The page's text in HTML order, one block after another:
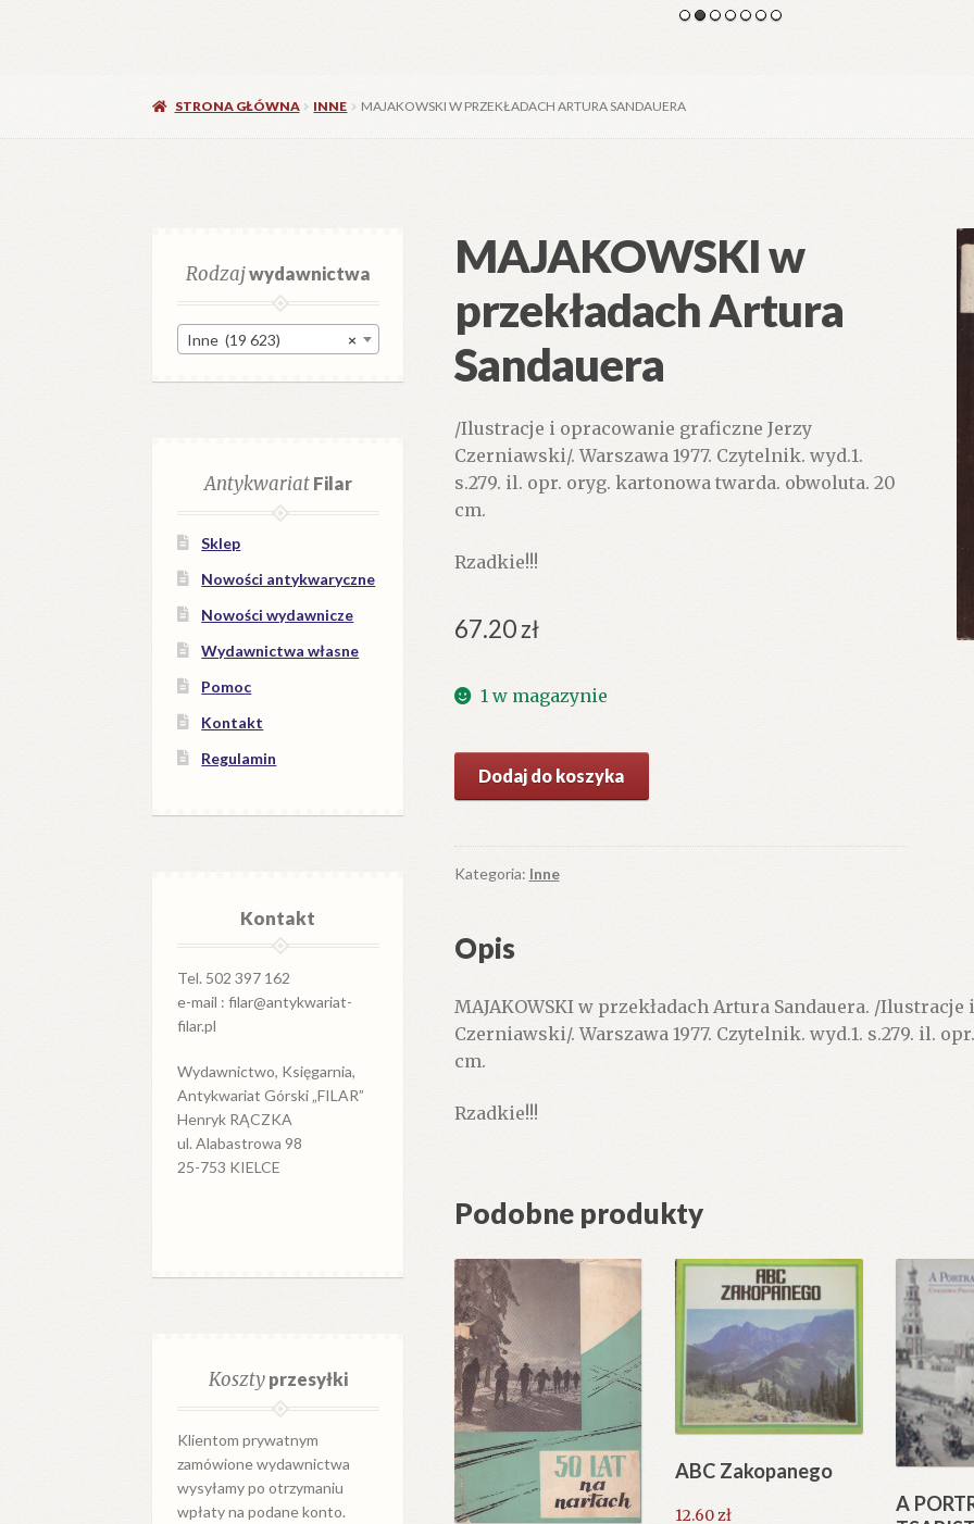
STRONA GŁÓWNA INNE MAJAKOWSKI W PRZEKŁADACH ARTURA SANDAUERA
MAJAKOWSKI w
przekładach Artura
Sandauera
/Ilustracje i opracowanie graficzne Jerzy
Czerniawski/. Warszawa 1977. Czytelnik. wyd.1.
s.279. il. opr. oryg. kartonowa twarda. obwoluta. 20
cm.
Rzadkie!!!
67.20zł
1 w magazynie
MAJAKOWSKI
przekładach
Artura
Dodaj do koszyka
Kategoria: Inne
Opis
MAJAKOWSKI w przekładach Artura Sandauera. /
Czerniawski/. Warszawa 1977. Czytelnik. wyd.1. s.279. il.
cm.
Rzadkie!!!
Podobne produkty
ABC Zakopanego
12.60zł
A
Rodzajwydawnictwa
×
Inne (19 623)
AntykwariatFilar
Sklep
Nowości antykwaryczne
Nowości wydawnicze
Wydawnictwa własne
Pomoc
Kontakt
Regulamin
Kontakt
Tel. 502 397 162
e-mail : filar@antykwariat-
filar.pl
Wydawnictwo, Księgarnia,
Antykwariat Górski „FILAR”
Henryk RĄCZKA
ul. Alabastrowa 98
25-753 KIELCE
Kosztyprzesyłki
Klientom prywatnym
zamówione wydawnictwa
wysyłamy po otrzymaniu
wpłaty na podane konto.